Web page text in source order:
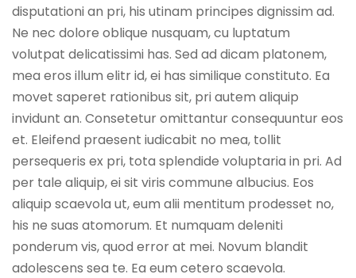
disputationi an pri, his utinam principes dignissim ad.
Ne nec dolore oblique nusquam, cu luptatum
volutpat delicatissimi has. Sed ad dicam platonem,
mea eros illum elitr id, ei has similique constituto. Ea
movet saperet rationibus sit, pri autem aliquip
invidunt an. Consetetur omittantur consequuntur eos
et. Eleifend praesent iudicabit no mea, tollit
persequeris ex pri, tota splendide voluptaria in pri. Ad
per tale aliquip, ei sit viris commune albucius. Eos
aliquip scaevola ut, eum alii mentitum prodesset no,
his ne suas atomorum. Et numquam deleniti
ponderum vis, quod error at mei. Novum blandit
adolescens sea te. Ea eum cetero scaevola.